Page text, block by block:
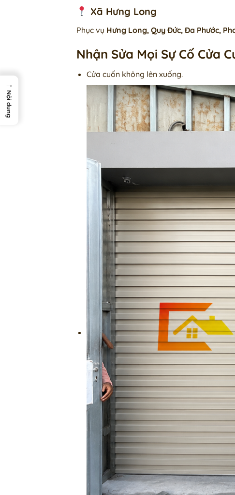
Xã Hưng Long
Phục vụ Hưng Long, Quy Đức, Đa Phước,
Nhận Sửa Mọi Sự Cố Cửa
Cửa cuốn không lên xuống.
→
Nội dung